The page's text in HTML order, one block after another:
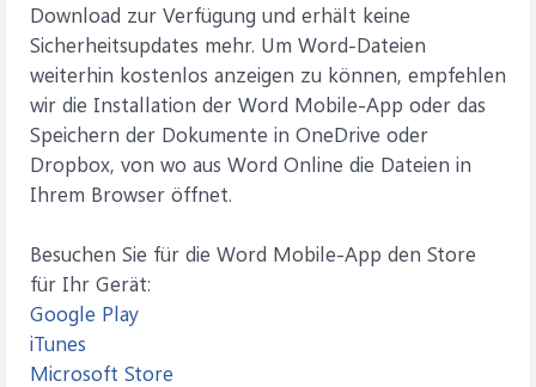
Download zur Verfügung und erhält keine
Sicherheitsupdates mehr. Um Word-Dateien
weiterhin kostenlos anzeigen zu können, empfehlen
wir die Installation der Word Mobile-App oder das
Speichern der Dokumente in OneDrive oder
Dropbox, von wo aus Word Online die Dateien in
Ihrem Browser öffnet.
Besuchen Sie für die Word Mobile-App den Store
für Ihr Gerät:
Google Play
iTunes
Microsoft Store